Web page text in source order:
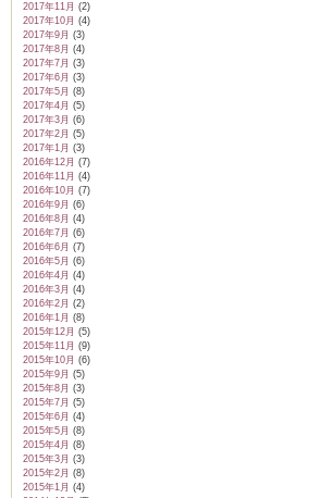
2017年11月 (2)
2017年10月 (4)
2017年9月 (3)
2017年8月 (4)
2017年7月 (3)
2017年6月 (3)
2017年5月 (8)
2017年4月 (5)
2017年3月 (6)
2017年2月 (5)
2017年1月 (3)
2016年12月 (7)
2016年11月 (4)
2016年10月 (7)
2016年9月 (6)
2016年8月 (4)
2016年7月 (6)
2016年6月 (7)
2016年5月 (6)
2016年4月 (4)
2016年3月 (4)
2016年2月 (2)
2016年1月 (8)
2015年12月 (5)
2015年11月 (9)
2015年10月 (6)
2015年9月 (5)
2015年8月 (3)
2015年7月 (5)
2015年6月 (4)
2015年5月 (8)
2015年4月 (8)
2015年3月 (3)
2015年2月 (8)
2015年1月 (4)